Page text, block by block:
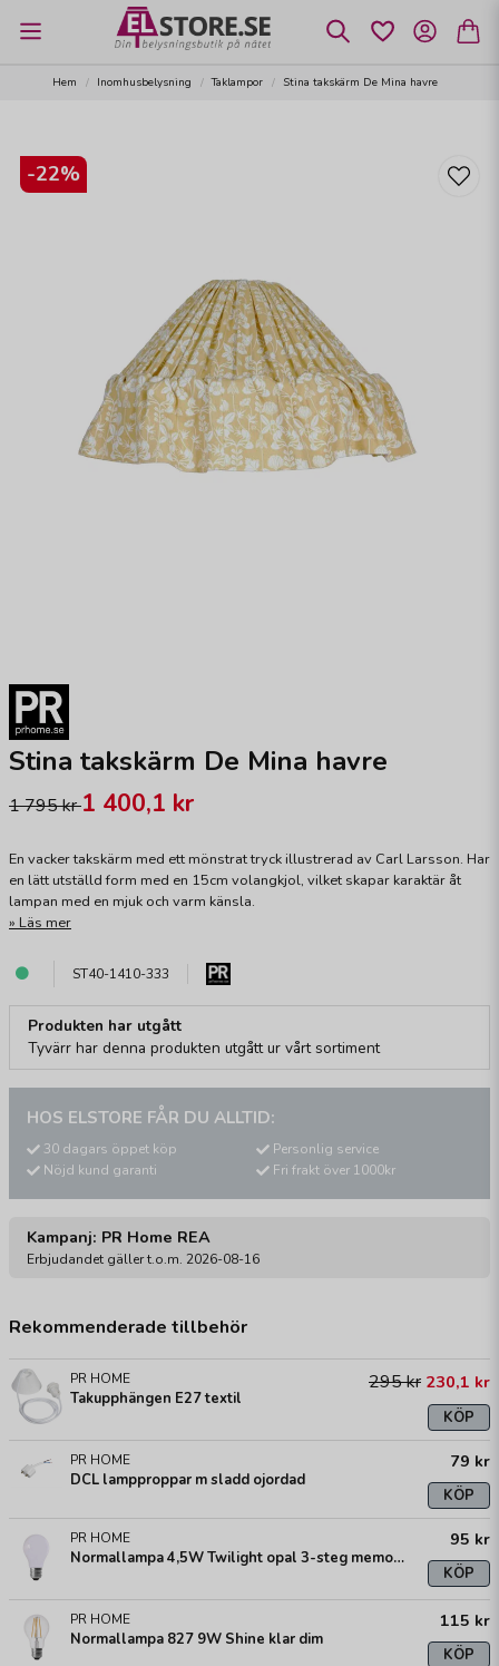
Hem Inomhusbelysning Taklampor Stina takskärm De Mina havre
-22%
Stina takskärm De Mina havre
1 795 kr1 400,1 kr
En vacker takskärm med ett mönstrat tryck illustrerad av Carl Larsson. Har
en lätt utställd form med en 15cm volangkjol, vilket skapar karaktär åt
lampan med en mjuk och varm känsla.
Läs mer
ST40-1410-333
Produkten har utgått
Tyvärr har denna produkten utgått ur vårt sortiment
HOS ELSTORE FÅR DU ALLTID:
30 dagars öppet köp
Nöjd kund garanti
Personlig service
Fri frakt över 1000kr
Kampanj: PR Home REA
Erbjudandet gäller t.o.m. 2026-08-16
Rekommenderade tillbehör
PR HOME
Takupphängen E27 textil
295 kr 230,1 kr
KÖP
PR HOME
DCL lampproppar m sladd ojordad
79 kr
KÖP
PR HOME
Normallampa 4,5W Twilight opal 3-steg memory
95 kr
KÖP
PR HOME
Normallampa 827 9W Shine klar dim
115 kr
KÖP